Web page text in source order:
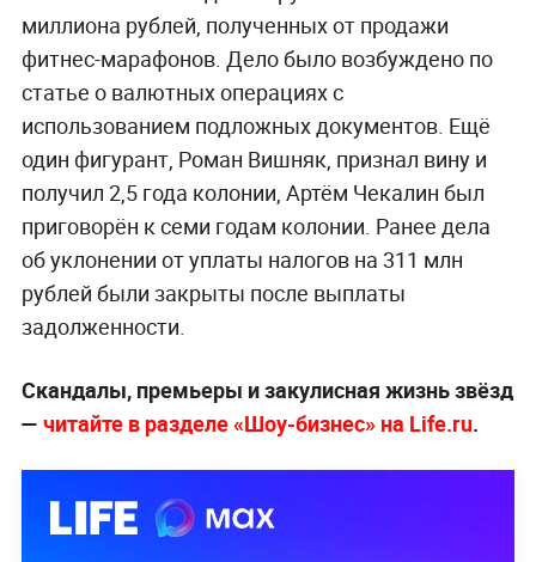
миллиона рублей, полученных от продажи
фитнес-марафонов. Дело было возбуждено по
статье о валютных операциях с
использованием подложных документов. Ещё
один фигурант, Роман Вишняк, признал вину и
получил 2,5 года колонии, Артём Чекалин был
приговорён к семи годам колонии. Ранее дела
об уклонении от уплаты налогов на 311 млн
рублей были закрыты после выплаты
задолженности.
Скандалы, премьеры и закулисная жизнь звёзд
— читайте в разделе «Шоу-бизнес» на Life.ru.